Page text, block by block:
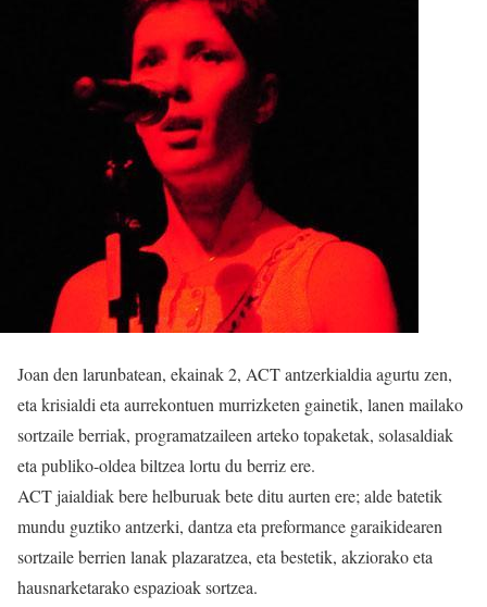
Joan den larunbatean, ekainak 2, ACT antzerkialdia agurtu zen,
eta krisialdi eta aurrekontuen murrizketen gainetik, lanen mailako
sortzaile berriak, programatzaileen arteko topaketak, solasaldiak
eta publiko-oldea biltzea lortu du berriz ere.
ACT jaialdiak bere helburuak bete ditu aurten ere; alde batetik
mundu guztiko antzerki, dantza eta preformance garaikidearen
sortzaile berrien lanak plazaratzea, eta bestetik, akziorako eta
hausnarketarako espazioak sortzea.